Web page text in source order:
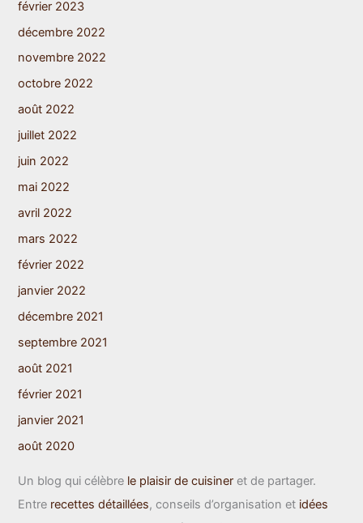
février 2023
décembre 2022
novembre 2022
octobre 2022
août 2022
juillet 2022
juin 2022
mai 2022
avril 2022
mars 2022
février 2022
janvier 2022
décembre 2021
septembre 2021
août 2021
février 2021
janvier 2021
août 2020
Un blog qui célèbre le plaisir de cuisiner et de partager.
Entre recettes détaillées, conseils d’organisation et idées